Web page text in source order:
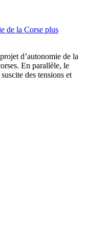
de la Corse plus
d’autonomie de la
En parallèle, le
des tensions et